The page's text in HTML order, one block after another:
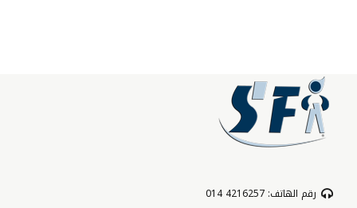
رقم الهاتف: 4216257 014